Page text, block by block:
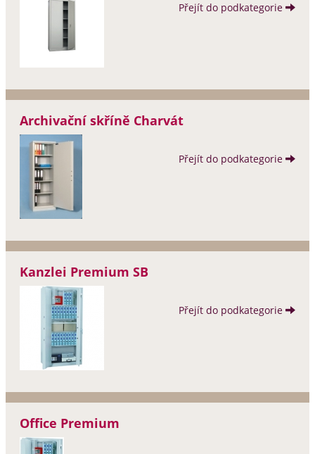
Přejít do podkategorie
Archivační skříně Charvát
Přejít do podkategorie
Kanzlei Premium SB
Přejít do podkategorie
Office Premium